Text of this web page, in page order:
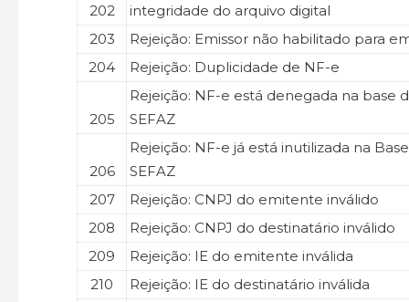
202
integridade do arquivo digital
203
Rejeição: Emissor não habilitado para
204
Rejeição: Duplicidade de NF-e
205
Rejeição: NF-e está denegada na base
SEFAZ
206
Rejeição: NF-e já está inutilizada na
SEFAZ
207
Rejeição: CNPJ do emitente inválido
208
Rejeição: CNPJ do destinatário inválido
209
Rejeição: IE do emitente inválida
210
Rejeição: IE do destinatário inválida